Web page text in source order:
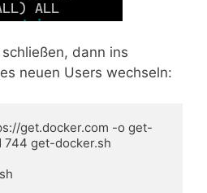
dann ins
neuen Users wechseln:
get.docker.com -o get-
744 get-docker.sh